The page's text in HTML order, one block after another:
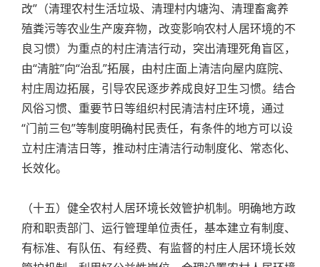
改”（清理农村生活垃圾、清理村内塘沟、清理畜禽养
殖粪污等农业生产废弃物，改变影响农村人居环境的不
良习惯）为重点的村庄清洁行动，突出清理死角盲区，
由“清脏”向“治乱”拓展，由村庄面上清洁向屋内庭院、
村庄周边拓展，引导农民逐步养成良好卫生习惯。结合
风俗习惯、重要节日等组织村民清洁村庄环境，通过
“门前三包”等制度明确村民责任，有条件的地方可以设
立村庄清洁日等，推动村庄清洁行动制度化、常态化、
长效化。
（十五）健全农村人居环境长效管护机制。明确地方政
府和职责部门、运行管理单位责任，基本建立有制度、
有标准、有队伍、有经费、有监督的村庄人居环境长效